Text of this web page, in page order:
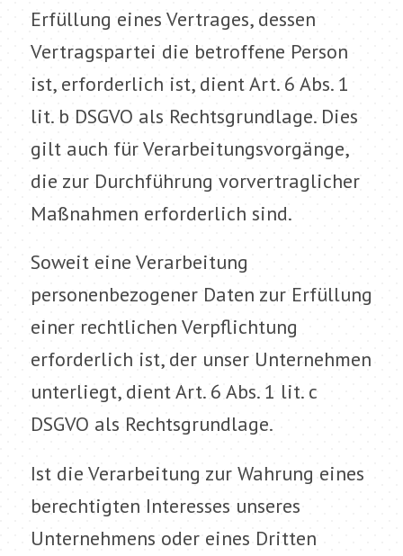
Erfüllung eines Vertrages, dessen
Vertragspartei die betroffene Person
ist, erforderlich ist, dient Art. 6 Abs. 1
lit. b DSGVO als Rechtsgrundlage. Dies
gilt auch für Verarbeitungsvorgänge,
die zur Durchführung vorvertraglicher
Maßnahmen erforderlich sind.
Soweit eine Verarbeitung
personenbezogener Daten zur Erfüllung
einer rechtlichen Verpflichtung
erforderlich ist, der unser Unternehmen
unterliegt, dient Art. 6 Abs. 1 lit. c
DSGVO als Rechtsgrundlage.
Ist die Verarbeitung zur Wahrung eines
berechtigten Interesses unseres
Unternehmens oder eines Dritten